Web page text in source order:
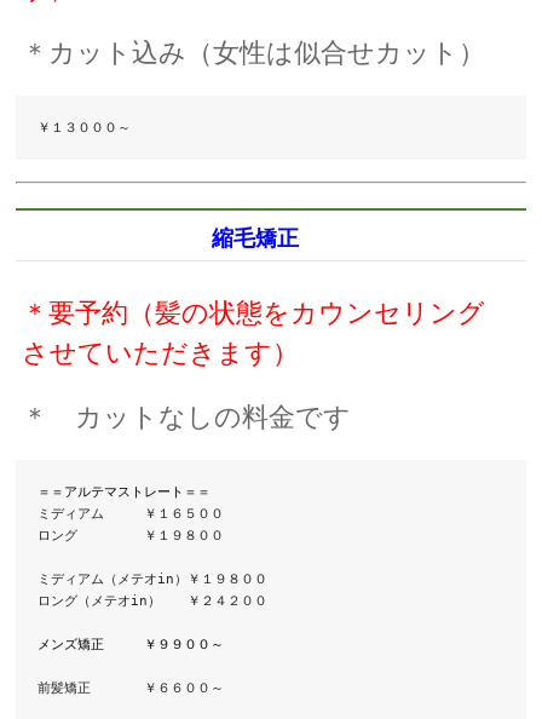
＊カット込み（女性は似合せカット）
￥１３０００～
縮毛矯正
＊要予約（髪の状態をカウンセリング
させていただきます）
＊ カットなしの料金です
ミディアム　　　￥１６５００
ロング　　　　　￥１９８００
ミディアム（メテオin）￥１９８００
ロング（メテオin）　　￥２４２００
メンズ矯正　　　￥９９００～
前髪矯正　　　　￥６６００～